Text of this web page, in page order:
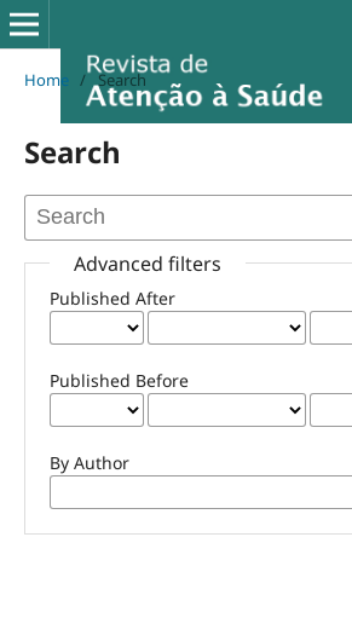
Home / Search
Search
Advanced filters
Published After
Published Before
By Author